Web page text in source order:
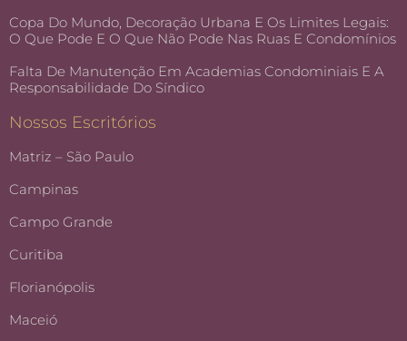
Copa Do Mundo, Decoração Urbana E Os Limites Legais:
O Que Pode E O Que Não Pode Nas Ruas E Condomínios
Falta De Manutenção Em Academias Condominiais E A
Responsabilidade Do Síndico
Nossos Escritórios
Matriz – São Paulo
Campinas
Campo Grande
Curitiba
Florianópolis
Maceió